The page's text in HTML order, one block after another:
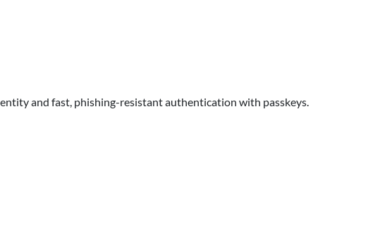
and fast, phishing-resistant authentication with passkeys.